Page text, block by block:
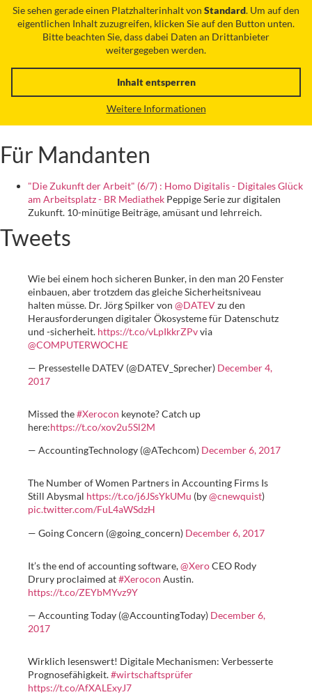
Sie sehen gerade einen Platzhalterinhalt von Standard. Um auf den
eigentlichen Inhalt zuzugreifen, klicken Sie auf den Button unten.
Bitte beachten Sie, dass dabei Daten an Drittanbieter
weitergegeben werden.
Inhalt entsperren
Weitere Informationen
Für Mandanten
"Die Zukunft der Arbeit" (6/7) : Homo Digitalis - Digitales Glück
am Arbeitsplatz - BR Mediathek Peppige Serie zur digitalen
Zukunft. 10-minütige Beiträge, amüsant und lehrreich.
Tweets
Wie bei einem hoch sicheren Bunker, in den man 20 Fenster
einbauen, aber trotzdem das gleiche Sicherheitsniveau
halten müsse. Dr. Jörg Spilker von @DATEVzu den
Herausforderungen digitaler Ökosysteme für Datenschutz
und -sicherheit. https://t.co/vLpIkkrZPvvia
@COMPUTERWOCHE
— Pressestelle DATEV (@DATEV_Sprecher) December 4,
2017
Missed the#Xerocon keynote? Catch up
here:https://t.co/xov2u5Sl2M
— AccountingTechnology (@ATechcom) December 6, 2017
The Number of Women Partners in Accounting Firms Is
Still Abysmal https://t.co/j6JSsYkUMu (by@cnewquist)
pic.twitter.com/FuL4aWSdzH
— Going Concern (@going_concern) December 6, 2017
It’s the end of accounting software,@XeroCEO Rody
Drury proclaimed at#Xerocon Austin.
https://t.co/ZEYbMYvz9Y
— Accounting Today (@AccountingToday) December 6,
2017
Wirklich lesenswert! Digitale Mechanismen: Verbesserte
Prognosefähigkeit.#wirtschaftsprüfer
https://t.co/AfXALExyJ7